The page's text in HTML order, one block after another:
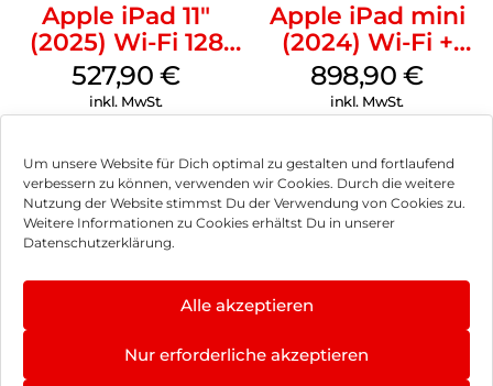
Um unsere Website für Dich optimal zu gestalten und fortlaufend
verbessern zu können, verwenden wir Cookies. Durch die weitere
Nutzung der Website stimmst Du der Verwendung von Cookies zu.
Weitere Informationen zu Cookies erhältst Du in unserer
Datenschutzerklärung.
Alle akzeptieren
Nur erforderliche akzeptieren
Apple iPad 11″
(2025) Wi-Fi 128
GB Pink
527,90€
inkl. MwSt.
Apple iPad mini
(2024) Wi-Fi +
Cellular 256 GB
Space Grau
898,90€
inkl. MwSt.
Impressum
Können wir Dir behilflich sein?